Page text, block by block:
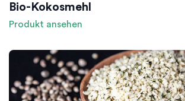
Bio-Kokosmehl
Produkt ansehen